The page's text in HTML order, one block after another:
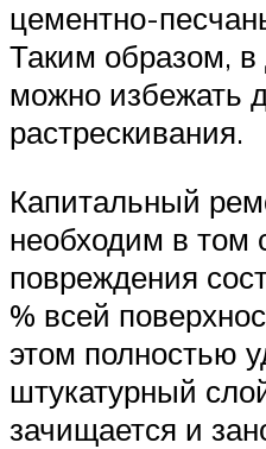
цементно-
Таким образом,
можно избежать
растрескивания.
Капитальный
необходим в том
повреждения
% всей
этом полностью
штукатурный
зачищается и